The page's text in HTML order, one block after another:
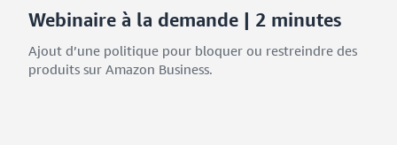
Webinaire à la demande | 2 minutes
Ajout d’une politique pour bloquer ou restreindre des
produits sur Amazon Business.